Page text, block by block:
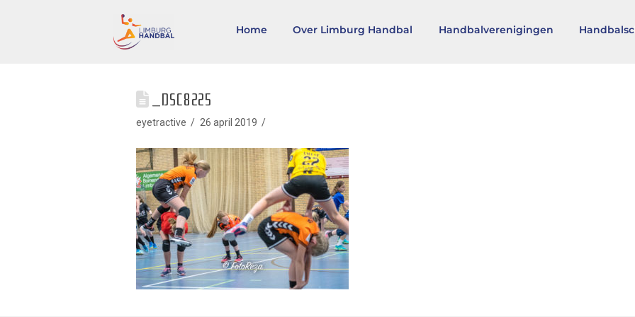
Home Over Limburg Handbal Handbalverenigingen
_DSC8225
eyetractive 26 april 2019